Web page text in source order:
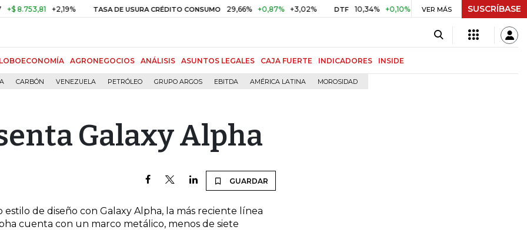
+2,19% TASA DE USURA CRÉDITO CONSUMO 29,66% +0,87% +3,02% DTF 10,34% +0,10% +0,98% UVR $ 416,86 +$ 0,05
VER MÁS SUSCRÍBASE
AGRONEGOCIOS ANÁLISIS ASUNTOS LEGALES CAJA FUERTE INDICADORES INSIDE
CARBÓN VENEZUELA PETRÓLEO GRUPO ARGOS EBITDA AMÉRICA LATINA MOROSIDAD
Galaxy Alpha
GUARDAR
de diseño con Galaxy Alpha, la más reciente línea
cuenta con un marco metálico, menos de siete